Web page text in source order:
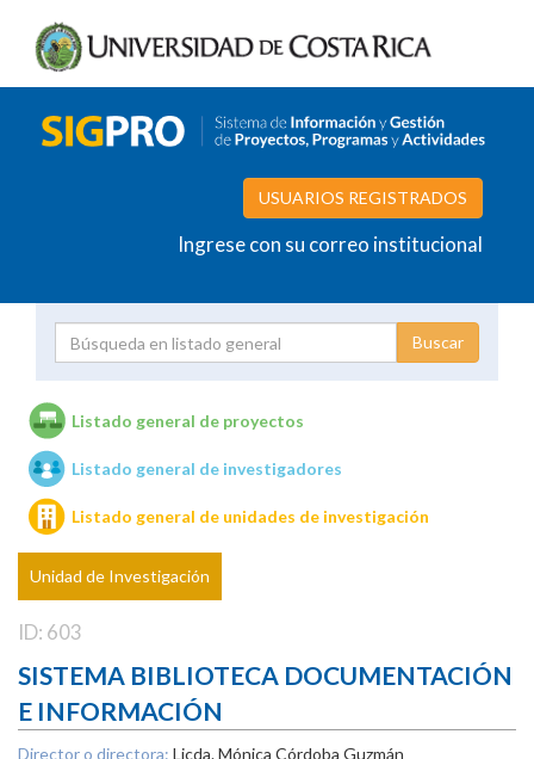
USUARIOS REGISTRADOS
Ingrese con su correo institucional
Unidades de investigación
Listado general de proyectos
Listado general de investigadores
Listado general de unidades de investigación
Unidad de Investigación
ID: 603
SISTEMA BIBLIOTECA DOCUMENTACIÓN
E INFORMACIÓN
Director o directora: Licda. Mónica Córdoba Guzmán